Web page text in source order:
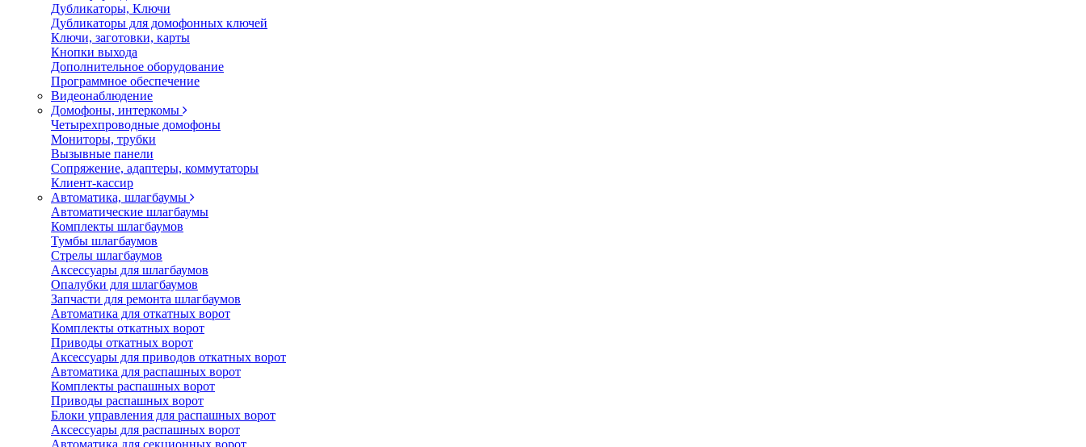
Дубликаторы, Ключи
Дубликаторы для домофонных ключей
Ключи, заготовки, карты
Кнопки выхода
Дополнительное оборудование
Программное обеспечение
Видеонаблюдение
Домофоны, интеркомы
Четырехпроводные домофоны
Мониторы, трубки
Вызывные панели
Сопряжение, адаптеры, коммутаторы
Клиент-кассир
Автоматика, шлагбаумы
Автоматические шлагбаумы
Комплекты шлагбаумов
Тумбы шлагбаумов
Стрелы шлагбаумов
Аксессуары для шлагбаумов
Опалубки для шлагбаумов
Запчасти для ремонта шлагбаумов
Автоматика для откатных ворот
Комплекты откатных ворот
Приводы откатных ворот
Аксессуары для приводов откатных ворот
Автоматика для распашных ворот
Комплекты распашных ворот
Приводы распашных ворот
Блоки управления для распашных ворот
Аксессуары для распашных ворот
Автоматика для секционных ворот